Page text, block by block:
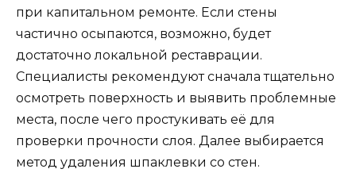
при капитальном ремонте. Если стены
частично осыпаются, возможно, будет
достаточно локальной реставрации.
Специалисты рекомендуют сначала тщательно
осмотреть поверхность и выявить проблемные
места, после чего простукивать её для
проверки прочности слоя. Далее выбирается
метод удаления шпаклевки со стен.